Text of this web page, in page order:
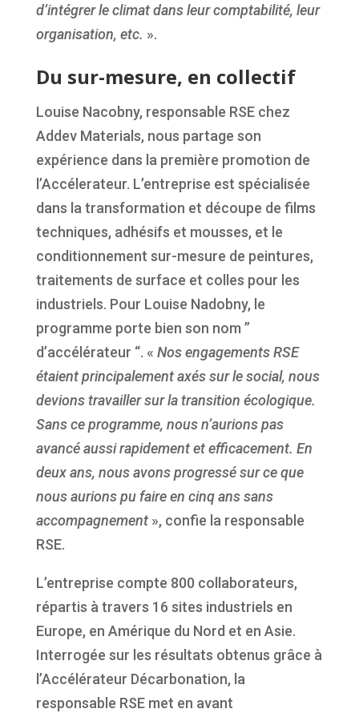
d’intégrer le climat dans leur comptabilité, leur
organisation, etc. ».
Du sur-mesure, en collectif
Louise Nacobny, responsable RSE chez
Addev Materials, nous partage son
expérience dans la première promotion de
l’Accélerateur. L’entreprise est spécialisée
dans la transformation et découpe de films
techniques, adhésifs et mousses, et le
conditionnement sur-mesure de peintures,
traitements de surface et colles pour les
industriels. Pour Louise Nadobny, le
programme porte bien son nom ”
d’accélérateur “. « Nos engagements RSE
étaient principalement axés sur le social, nous
devions travailler sur la transition écologique.
Sans ce programme, nous n’aurions pas
avancé aussi rapidement et efficacement. En
deux ans, nous avons progressé sur ce que
nous aurions pu faire en cinq ans sans
accompagnement», confie la responsable
RSE.
L’entreprise compte 800 collaborateurs,
répartis à travers 16 sites industriels en
Europe, en Amérique du Nord et en Asie.
Interrogée sur les résultats obtenus grâce à
l’Accélérateur Décarbonation, la
responsable RSE met en avant